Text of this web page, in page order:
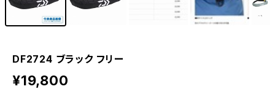
DF2724 ブラック フリー
¥19,800